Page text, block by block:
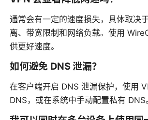
通常会有一定的速度损失，具体取决
离、带宽限制和网络负载。使用
供更好速度。
如何避免 DNS 泄漏？
在客户端开启 DNS 泄漏保护，使用
DNS，或在系统中手动配置私有 DNS